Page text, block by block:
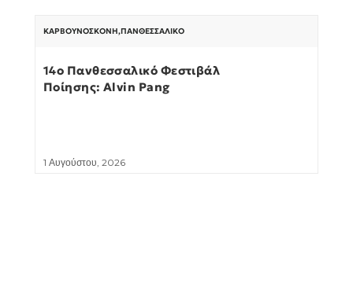
ΚΑΡΒΟΥΝΌΣΚΟΝΗ,ΠΑΝΘΕΣΣΑΛΙΚΌ
14ο Πανθεσσαλικό Φεστιβάλ
Ποίησης: Alvin Pang
1 Αυγούστου, 2026